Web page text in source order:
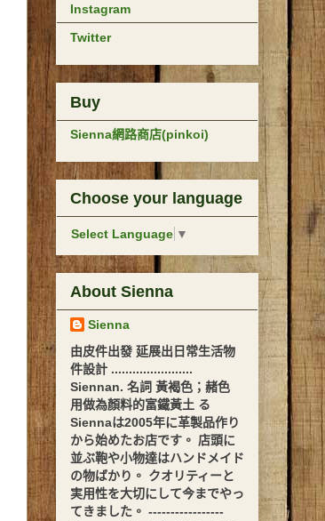
Instagram
Twitter
Buy
Sienna網路商店(pinkoi)
Choose your language
Select Language ▼
About Sienna
Sienna
由皮件出發 延展出日常生活物
件設計 .......................
Siennan. 名詞 黃褐色；赭色
用做為顏料的富鐵黃土 る
Siennaは2005年に革製品作り
から始めたお店です。 店頭に
並ぶ鞄や小物達はハンドメイド
の物ばかり。 クオリティーと
実用性を大切にして今までやっ
てきました。 -----------------